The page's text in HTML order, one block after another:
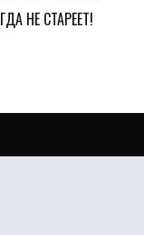
НЕ СТАРЕЕТ!